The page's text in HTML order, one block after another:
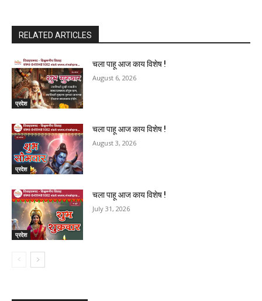
RELATED ARTICLES
प्रदेश
चला पाहू आज काय विशेष !
August 6, 2026
प्रदेश
चला पाहू आज काय विशेष !
August 3, 2026
प्रदेश
चला पाहू आज काय विशेष !
July 31, 2026